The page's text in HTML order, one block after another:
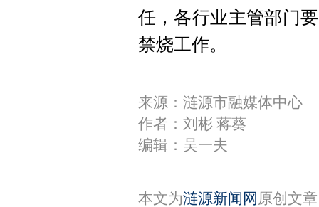
任，各行业主管部门
禁烧工作。
来源：涟源市融媒体中心
作者：刘彬 蒋葵
编辑：吴一夫
本文为涟源新闻网 原创文